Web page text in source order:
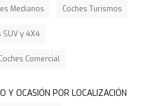
Medianos Coches Turismos
SUV y 4X4
Comercial
Y OCASIÓN POR LOCALIZACIÓN